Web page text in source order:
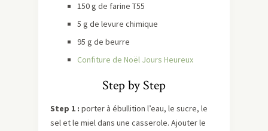
150 g de farine T55
5 g de levure chimique
95 g de beurre
Confiture de Noël Jours Heureux
Step by Step
Step 1 : porter à ébullition l’eau, le sucre, le
sel et le miel dans une casserole. Ajouter le